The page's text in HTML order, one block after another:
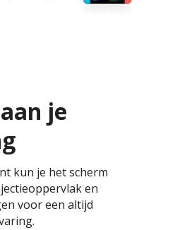
je
kun je het scherm
en
voor een altijd